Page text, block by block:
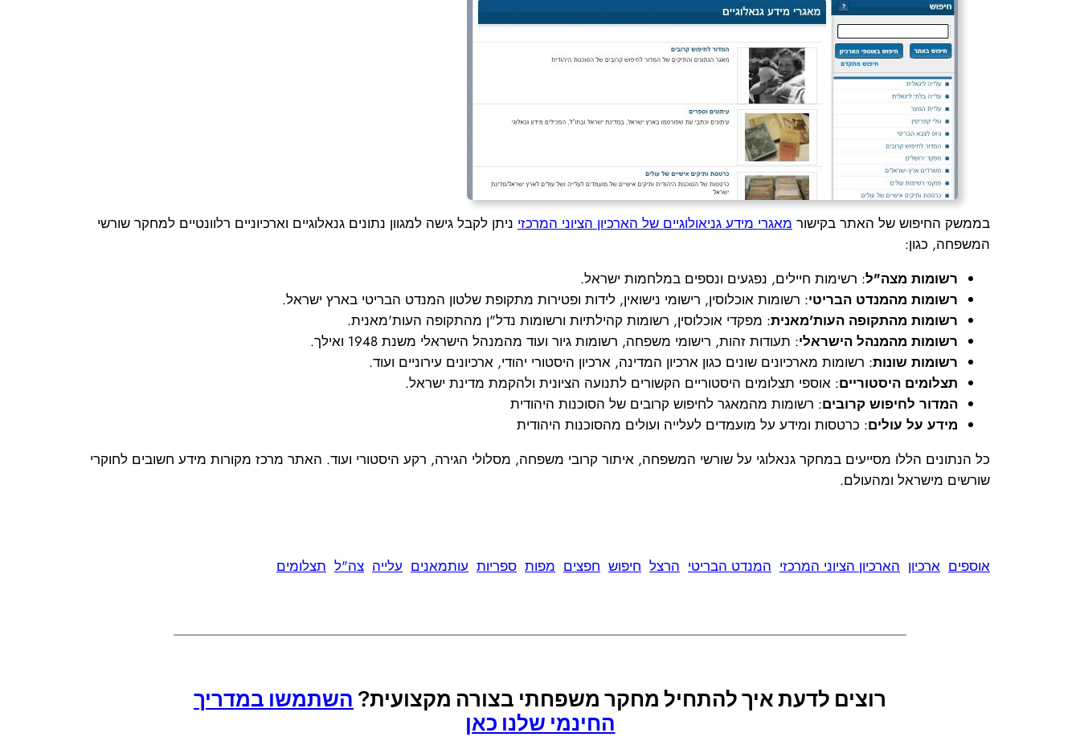
בממשק החיפוש של האתר בקישור מאגרי מידע גניאולוגיים של הארכיון הציוני המרכזי ניתן לקבל גישה למגוון נתונים גנאלוגיים וארכיוניים רלוונטיים למחקר שורשי
המשפחה, כגון:
רשומות מצה"ל: רשימות חיילים, נפגעים ונספים במלחמות ישראל.
רשומות מהמנדט הבריטי: רשומות אוכלוסין, רישומי נישואין, לידות ופטירות מתקופת שלטון המנדט הבריטי בארץ ישראל.
רשומות מהתקופה העות'מאנית: מפקדי אוכלוסין, רשומות קהילתיות ורשומות נדל"ן מהתקופה העות'מאנית.
רשומות מהמנהל הישראלי: תעודות זהות, רישומי משפחה, רשומות גיור ועוד מהמנהל הישראלי משנת 1948 ואילך.
רשומות שונות: רשומות מארכיונים שונים כגון ארכיון המדינה, ארכיון היסטורי יהודי, ארכיונים עירוניים ועוד.
תצלומים היסטוריים: אוספי תצלומים היסטוריים הקשורים לתנועה הציונית ולהקמת מדינת ישראל.
המדור לחיפוש קרובים: רשומות מהמאגר לחיפוש קרובים של הסוכנות היהודית
מידע על עולים: כרטסות ומידע על מועמדים לעלייה ועולים מהסוכנות היהודית
כל הנתונים הללו מסייעים במחקר גנאלוגי על שורשי המשפחה, איתור קרובי משפחה, מסלולי הגירה, רקע היסטורי ועוד. האתר מרכז מקורות מידע חשובים לחוקרי
שורשים מישראל ומהעולם.
אוספים ארכיון הארכיון הציוני המרכזי המנדט הבריטי הרצל חיפוש חפצים מפות ספריות עותמאנים עלייה צה"ל תצלומים
רוצים לדעת איך להתחיל מחקר משפחתי בצורה מקצועית? השתמשו במדריך
החינמי שלנו כאן